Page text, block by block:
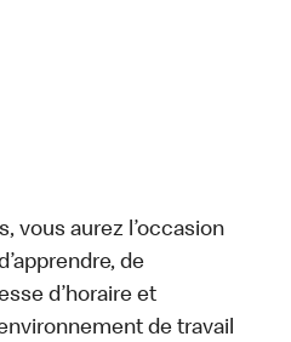
vous aurez l’occasion
de
d’horaire et
de travail